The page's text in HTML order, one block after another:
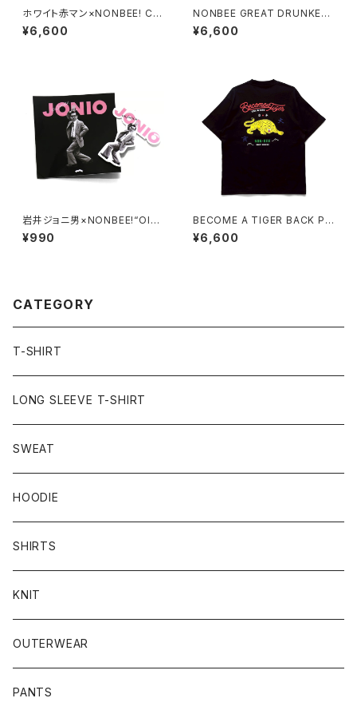
ホワイト赤マン×NONBEE! CO
LLABORATION TEE white/b
lack
¥6,600
NONBEE GREAT DRUNKER
TEE black
¥6,600
岩井ジョニ男×NONBEE!“OIL
SHOCK” STICKER SET
¥990
BECOME A TIGER BACK PR
INT TEE black
¥6,600
CATEGORY
T-SHIRT
LONG SLEEVE T-SHIRT
SWEAT
HOODIE
SHIRTS
KNIT
OUTERWEAR
PANTS